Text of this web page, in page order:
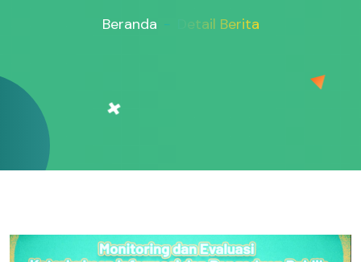
Beranda Detail Berita